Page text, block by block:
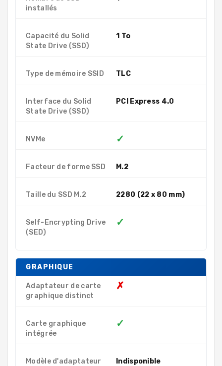
installés
Capacité du Solid
State Drive (SSD)
1 To
Type de mémoire SSID TLC
Interface du Solid
State Drive (SSD)
PCI Express 4.0
NVMe ✓
Facteur de forme SSD M.2
Taille du SSD M.2 2280 (22 x 80 mm)
Self-Encrypting Drive
(SED)
✓
GRAPHIQUE
Adaptateur de carte
graphique distinct
✗
Carte graphique
intégrée
✓
Modèle d'adaptateur
Indisponible